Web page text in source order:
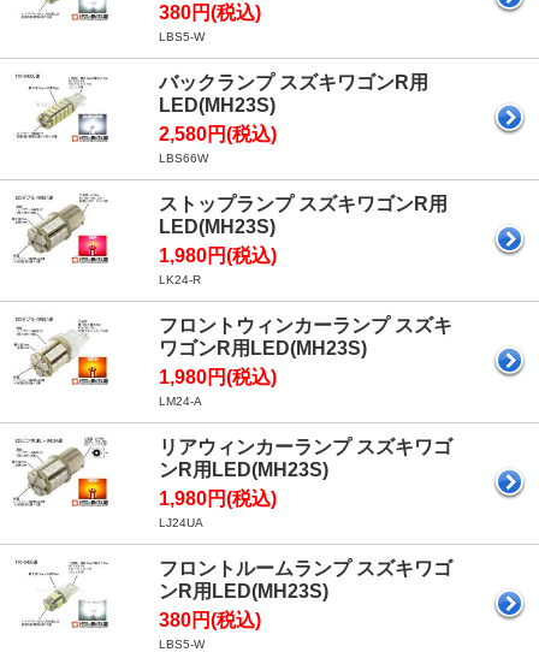
380円(税込)
LBS5-W
バックランプ スズキワゴンR用
LED(MH23S)
2,580円(税込)
LBS66W
ストップランプ スズキワゴンR用
LED(MH23S)
1,980円(税込)
LK24-R
フロントウィンカーランプ スズキ
ワゴンR用LED(MH23S)
1,980円(税込)
LM24-A
リアウィンカーランプ スズキワゴ
ンR用LED(MH23S)
1,980円(税込)
LJ24UA
フロントルームランプ スズキワゴ
ンR用LED(MH23S)
380円(税込)
LBS5-W